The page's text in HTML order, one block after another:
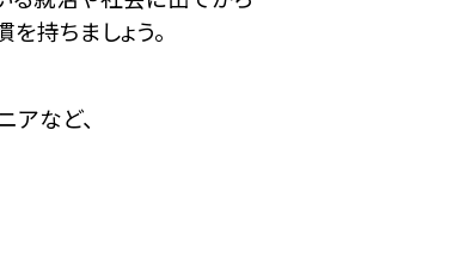
持ちましょう。
アなど、